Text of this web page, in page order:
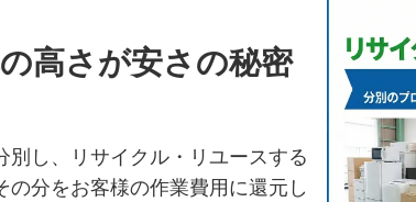
高さが安さの秘密
別し、リサイクル・リユースする
の分をお客様の作業費用に還元し